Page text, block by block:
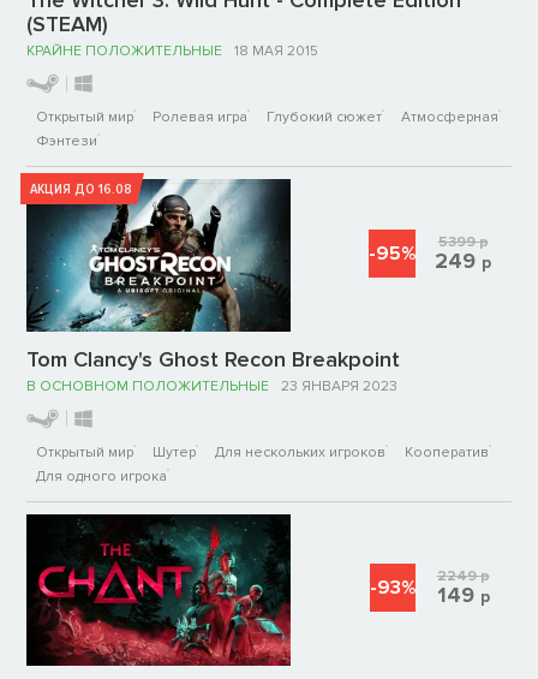
(STEAM)
КРАЙНЕ ПОЛОЖИТЕЛЬНЫЕ 18 МАЯ 2015
Открытый мир Ролевая игра Глубокий сюжет
Атмосферная
Фэнтези
АКЦИЯ ДО 16.08
Tom Clancy's Ghost Recon Breakpoint
В ОСНОВНОМ ПОЛОЖИТЕЛЬНЫЕ 23 ЯНВАРЯ 2023
Открытый мир Шутер Для нескольких игроков
Кооператив
Для одного игрока
-95% 5399р
249 р
-93% 2249р
149 р